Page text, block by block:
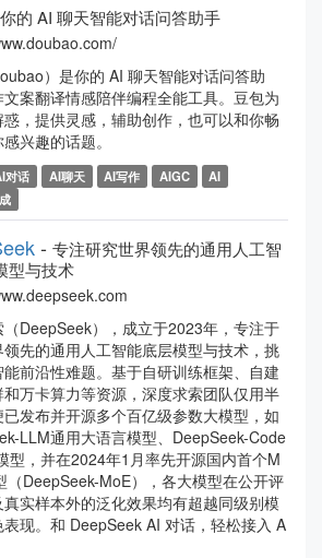
你的 AI 聊天智能对话问答助手
）是你的 AI 聊天智能对话问答助
案翻译情感陪伴编程全能工具。豆包为
，提供灵感，辅助创作，也可以和你畅
兴趣的话题。
对话 AI聊天 AI写作 AIGC
AI
- 专注研究世界领先的通用人工智
型与技术
DeepSeek），成立于2023年，专注于
先的通用人工智能底层模型与技术，挑
前沿性难题。基于自研训练框架、自建
和万卡算力等资源，深度求索团队仅用半
发布并开源多个百亿级参数大模型，如
LLM通用大语言模型、DeepSeek-Code
型，并在2024年1月率先开源国内首个M
（DeepSeek-MoE），各大模型在公开评
实样本外的泛化效果均有超越同级别模
现。和 DeepSeek AI 对话，轻松接入 A